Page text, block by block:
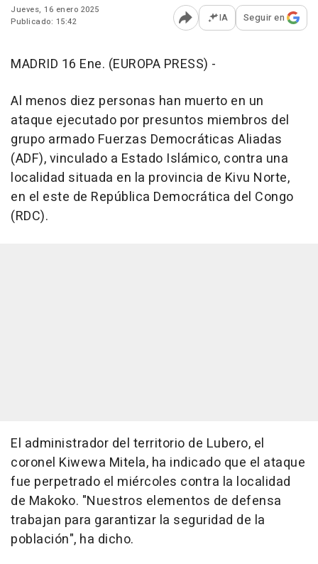
Jueves, 16 enero 2025
Publicado: 15:42
Abrir opciones para
IA Seguir en
MADRID 16 Ene. (EUROPA PRESS) -
Al menos diez personas han muerto en un
ataque ejecutado por presuntos miembros del
grupo armado Fuerzas Democráticas Aliadas
(ADF), vinculado a Estado Islámico, contra una
localidad situada en la provincia de Kivu Norte,
en el este de República Democrática del Congo
(RDC).
El administrador del territorio de Lubero, el
coronel Kiwewa Mitela, ha indicado que el ataque
fue perpetrado el miércoles contra la localidad
de Makoko. "Nuestros elementos de defensa
trabajan para garantizar la seguridad de la
población", ha dicho.